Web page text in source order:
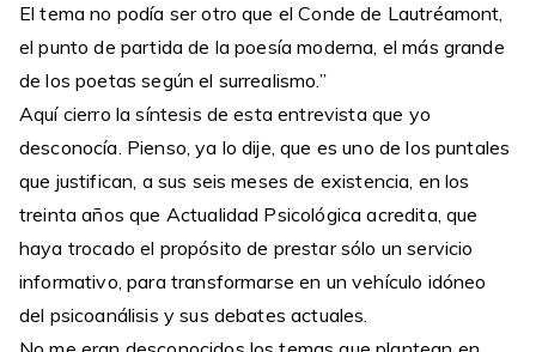
El tema no podía ser otro que el Conde de Lautréamont,
el punto de partida de la poesía moderna, el más grande
de los poetas según el surrealismo.”
Aquí cierro la síntesis de esta entrevista que yo
desconocía. Pienso, ya lo dije, que es uno de los puntales
que justifican, a sus seis meses de existencia, en los
treinta años que Actualidad Psicológica acredita, que
haya trocado el propósito de prestar sólo un servicio
informativo, para transformarse en un vehículo idóneo
del psicoanálisis y sus debates actuales.